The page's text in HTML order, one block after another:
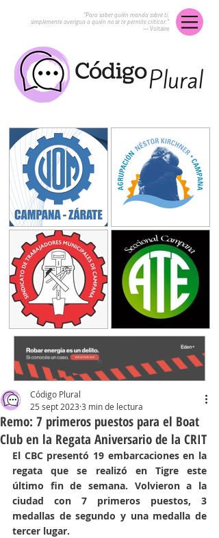
“Para saber quién manda sobre ti,
simplemente averigua a quién no se te permite criticar.”
― Voltaire
Remo: 7 primeros puestos para el Boat
Club en la Regata Aniversario de la CRIT
Código Plural
25 sept 2023 3 min de lectura
El CBC presentó 19 embarcaciones en la
regata que se realizó en Tigre este
último fin de semana. Volvieron a la
ciudad con 7 primeros puestos, 3
medallas de segundo y una medalla de
tercer lugar.